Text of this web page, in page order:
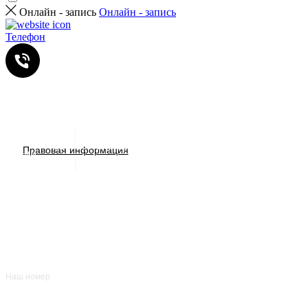
Правовая информация
Акции
Наш номер
ИМЕЮТСЯ ПРОТИВОПОКАЗАНИЯ. НЕОБХОДИМА
КОНСУЛЬТАЦИЯ СПЕЦИАЛИСТА
Онлайн - запись Онлайн - запись
Телефон